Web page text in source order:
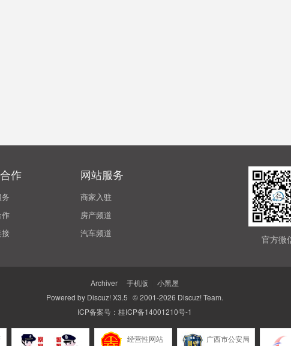
作 网站服务
商家入驻
房产频道
汽车频道
官方微
Archiver 手机版
小黑屋
Powered by Discuz! X3.5 © 2001-2026 Discuz! Team.
ICP备案号： 桂ICP备14001210号-1
经营性网站 广西市公安局